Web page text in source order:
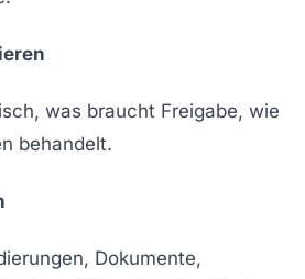
was braucht Freigabe, wie
behandelt.
Dokumente,